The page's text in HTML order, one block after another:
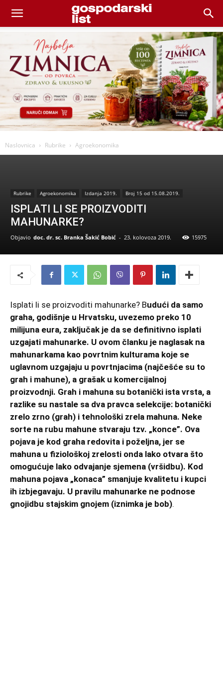
Naslovnica Rubrike Agroekonomika
Rubrike Agroekonomika Izdanja 2019. Broj 15 od 15.08.2019.
ISPLATI LI SE PROIZVODITI
MAHUNARKE?
Objavio doc. dr. sc. Branka Šakić Bobić - 23. kolovoza 2019. 15975
Isplati li se proizvoditi mahunarke? Budući da samo
graha, godišnje u Hrvatsku, uvezemo preko 10
milijuna eura, zaključak je da se definitivno isplati
uzgajati mahunarke. U ovom članku je naglasak na
mahunarkama kao povrtnim kulturama koje se
uglavnom uzgajaju u povrtnjacima (najčešće su to
grah i mahune), a grašak u komercijalnoj
proizvodnji. Grah i mahuna su botanički ista vrsta, a
razlike su nastale sa dva pravca selekcije: botanički
zrelo zrno (grah) i tehnološki zrela mahuna. Neke
sorte na rubu mahune stvaraju tzv. „konce”. Ova
pojava je kod graha redovita i poželjna, jer se
mahuna u fiziološkoj zrelosti onda lako otvara što
omogućuje lako odvajanje sjemena (vršidbu). Kod
mahuna pojava „konaca” smanjuje kvalitetu i kupci
ih izbjegavaju. U pravilu mahunarke ne podnose
gnojidbu stajskim gnojem (iznimka je bob).